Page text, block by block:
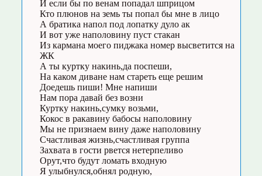
И если бы по венам попадал шприцом
Кто плюнов на земь ты попал бы мне в лицо
А братика напол под лопатку дуло ак
И вот уже наполовину пуст стакан
Из кармана моего пиджака номер высветится на
ЖК
А ты куртку накинь,да поспеши,
На каком диване нам стареть еще решим
Доедешь пиши! Мне напиши
Нам пора давай без возни
Куртку накинь,сумку возьми,
Кокос в ракавину бабосы наполовину
Мы не признаем вину даже наполовину
Счастливая жизнь,счастливая группа
Захвата в гости рвется нетерпеливо
Орут,что будут ломать входную
Я улыбнулся,обнял родную,